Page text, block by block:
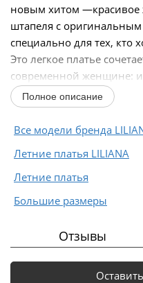
новым хитом —красивое
штапеля с
специально для тех, кто
Это легкое платье
современной женщине:
Полное описание
Все модели бренда
Летние платья LILIANA
Летние платья
Большие размеры
Отзывы